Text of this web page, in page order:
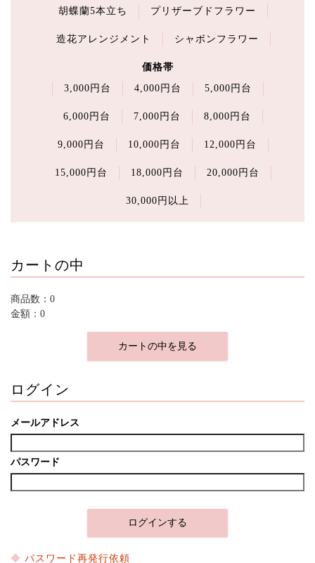
胡蝶蘭5本立ち プリザーブドフラワー
造花アレンジメント シャボンフラワー
価格帯
3,000円台
4,000円台 5,000円台
6,000円台 7,000円台 8,000円台
9,000円台 10,000円台 12,000円台
15,000円台 18,000円台 20,000円台
30,000円以上
カートの中
商品数：0
金額：0
カートの中を見る
ログイン
メールアドレス
パスワード
パスワード再発行依頼